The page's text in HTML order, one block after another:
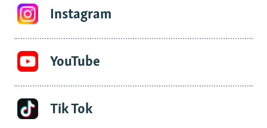
Instagram
YouTube
Tik Tok